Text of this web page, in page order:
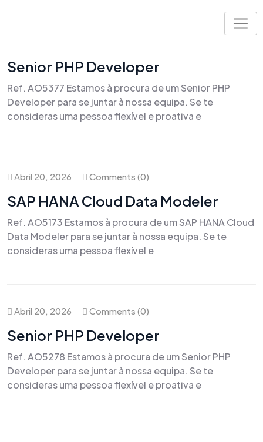
Senior PHP Developer
Ref. AO5377 Estamos à procura de um Senior PHP
Developer para se juntar à nossa equipa. Se te
consideras uma pessoa flexível e proativa e
Abril 20, 2026 Comments (0)
SAP HANA Cloud Data Modeler
Ref. AO5173 Estamos à procura de um SAP HANA Cloud
Data Modeler para se juntar à nossa equipa. Se te
consideras uma pessoa flexível e
Abril 20, 2026 Comments (0)
Senior PHP Developer
Ref. AO5278 Estamos à procura de um Senior PHP
Developer para se juntar à nossa equipa. Se te
consideras uma pessoa flexível e proativa e